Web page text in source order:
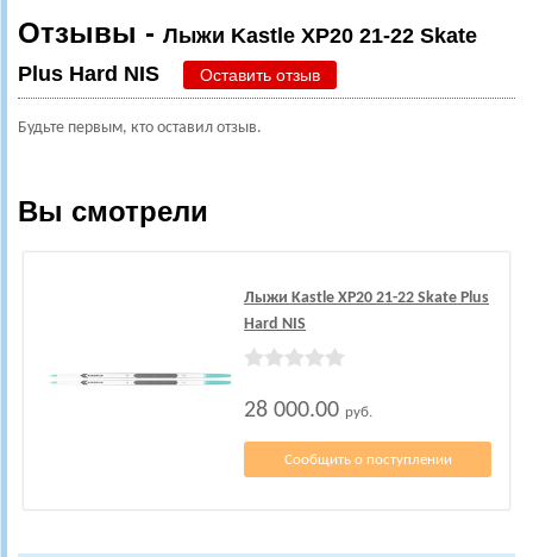
Отзывы - Лыжи Kastle XP20 21-22 Skate
Plus Hard NIS
Оставить отзыв
Будьте первым, кто оставил отзыв.
Вы смотрели
Лыжи Kastle XP20 21-22 Skate Plus
Hard NIS
28 000.00 руб.
Сообщить о поступлении